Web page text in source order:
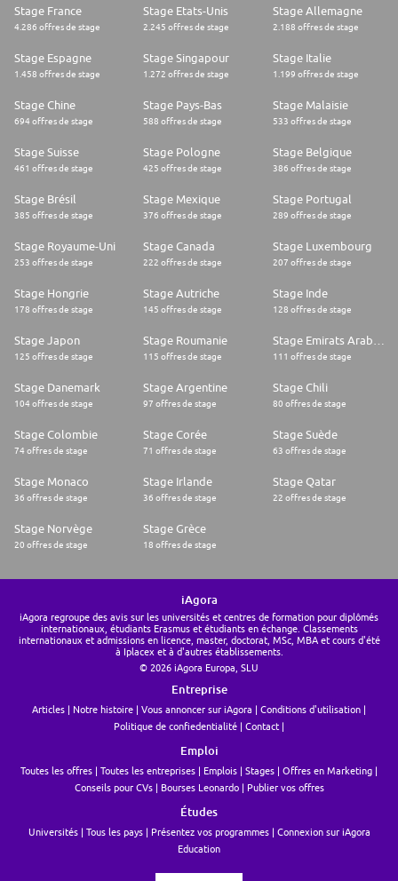
Stage France
4.286 offres de stage
Stage Etats-Unis
2.245 offres de stage
Stage Allemagne
2.188 offres de stage
Stage Espagne
1.458 offres de stage
Stage Singapour
1.272 offres de stage
Stage Italie
1.199 offres de stage
Stage Chine
694 offres de stage
Stage Pays-Bas
588 offres de stage
Stage Malaisie
533 offres de stage
Stage Suisse
461 offres de stage
Stage Pologne
425 offres de stage
Stage Belgique
386 offres de stage
Stage Brésil
385 offres de stage
Stage Mexique
376 offres de stage
Stage Portugal
289 offres de stage
Stage Royaume-Uni
253 offres de stage
Stage Canada
222 offres de stage
Stage Luxembourg
207 offres de stage
Stage Hongrie
178 offres de stage
Stage Autriche
145 offres de stage
Stage Inde
128 offres de stage
Stage Japon
125 offres de stage
Stage Roumanie
115 offres de stage 111 offres de stage
Stage Danemark
104 offres de stage
Stage Argentine
97 offres de stage
Stage Chili
80 offres de stage
Stage Colombie
74 offres de stage
Stage Corée
71 offres de stage
Stage Suède
63 offres de stage
Stage Monaco
36 offres de stage
Stage Irlande
36 offres de stage
Stage Qatar
22 offres de stage
Stage Norvège
20 offres de stage
Stage Grèce
18 offres de stage
iAgora
iAgora regroupe des avis sur les universités et centres de formation pour diplômés
internationaux, étudiants Erasmus et étudiants en échange. Classements
internationaux et admissions en licence, master, doctorat, MSc, MBA et cours d'été
à Iplacex et à d'autres établissements.
© 2026 iAgora Europa, SLU
Entreprise
Articles Notre histoire Vous annoncer sur iAgora
Conditions d'utilisation
Politique de confiedentialité
Contact
Emploi
Toutes les offres Toutes les entreprises Emplois Stages
Offres en Marketing
Conseils pour CVs
Bourses Leonardo Publier vos offres
Études
Universités Tous les pays Présentez vos programmes
Connexion sur iAgora
Education